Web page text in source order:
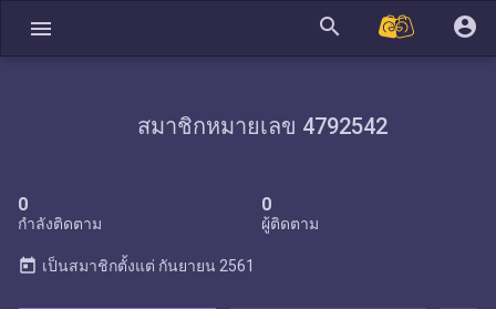
menu search account_circle
สมาชิกหมายเลข 4792542
0
กำลังติดตาม
0
ผู้ติดตาม
today เป็นสมาชิกตั้งแต่ กันยายน 2561